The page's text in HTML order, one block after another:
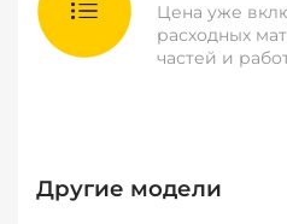
Цена уже
расходных
частей и
Другие модели